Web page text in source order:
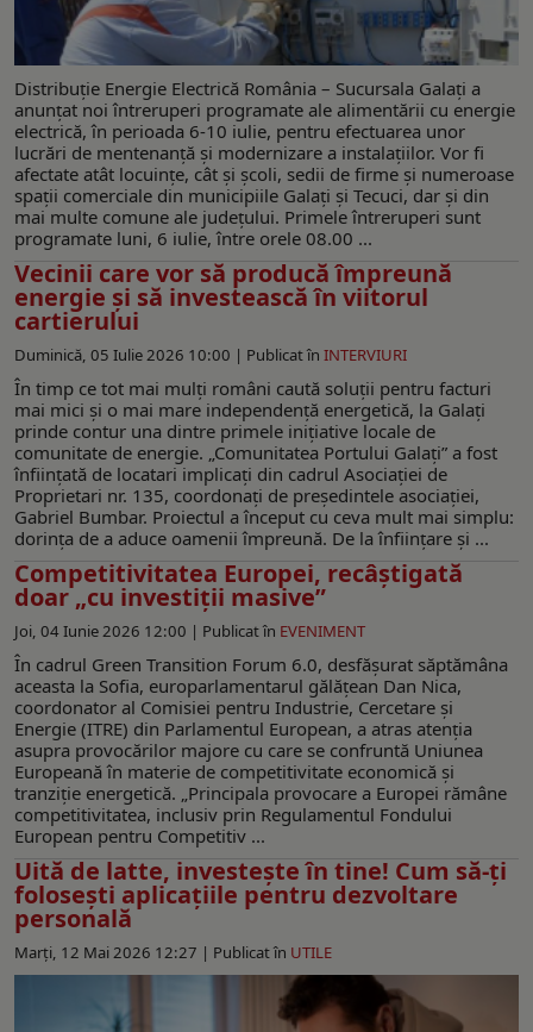
Distribuție Energie Electrică România – Sucursala Galați a
anunțat noi întreruperi programate ale alimentării cu energie
electrică, în perioada 6-10 iulie, pentru efectuarea unor
lucrări de mentenanță și modernizare a instalațiilor. Vor fi
afectate atât locuințe, cât și școli, sedii de firme și numeroase
spații comerciale din municipiile Galați și Tecuci, dar și din
mai multe comune ale județului. Primele întreruperi sunt
programate luni, 6 iulie, între orele 08.00 ...
Vecinii care vor să producă împreună
energie și să investească în viitorul
cartierului
Duminică, 05 Iulie 2026 10:00 | Publicat în INTERVIURI
În timp ce tot mai mulți români caută soluții pentru facturi
mai mici și o mai mare independență energetică, la Galați
prinde contur una dintre primele inițiative locale de
comunitate de energie. „Comunitatea Portului Galați” a fost
înființată de locatari implicați din cadrul Asociației de
Proprietari nr. 135, coordonați de președintele asociației,
Gabriel Bumbar. Proiectul a început cu ceva mult mai simplu:
dorința de a aduce oamenii împreună. De la înființare și ...
Competitivitatea Europei, recâștigată
doar „cu investiții masive”
Joi, 04 Iunie 2026 12:00 | Publicat în EVENIMENT
În cadrul Green Transition Forum 6.0, desfășurat săptămâna
aceasta la Sofia, europarlamentarul gălățean Dan Nica,
coordonator al Comisiei pentru Industrie, Cercetare și
Energie (ITRE) din Parlamentul European, a atras atenția
asupra provocărilor majore cu care se confruntă Uniunea
Europeană în materie de competitivitate economică și
tranziție energetică. „Principala provocare a Europei rămâne
competitivitatea, inclusiv prin Regulamentul Fondului
European pentru Competitiv ...
Uită de latte, investește în tine! Cum să-ți
folosești aplicațiile pentru dezvoltare
personală
Marți, 12 Mai 2026 12:27 | Publicat în UTILE